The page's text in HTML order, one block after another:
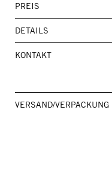
PREIS
DETAILS
KONTAKT
VERSAND/VERPACKUNG